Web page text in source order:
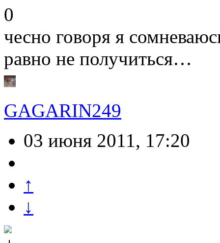
0
чесно говоря я
равно не получиться…
GAGARIN249
03 июня 2011, 17:20
↑
↓